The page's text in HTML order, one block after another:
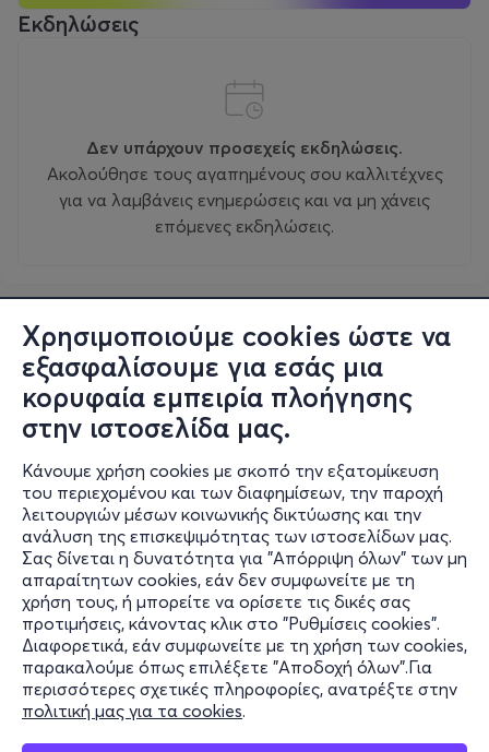
Χρησιμοποιούμε cookies ώστε να
εξασφαλίσουμε για εσάς μια
κορυφαία εμπειρία πλοήγησης
στην ιστοσελίδα μας.
Κάνουμε χρήση cookies με σκοπό την εξατομίκευση
του περιεχομένου και των διαφημίσεων, την παροχή
λειτουργιών μέσων κοινωνικής δικτύωσης και την
ανάλυση της επισκεψιμότητας των ιστοσελίδων μας.
Σας δίνεται η δυνατότητα για "Απόρριψη όλων" των μη
απαραίτητων cookies, εάν δεν συμφωνείτε με τη
χρήση τους, ή μπορείτε να ορίσετε τις δικές σας
προτιμήσεις, κάνοντας κλικ στο "Ρυθμίσεις cookies".
Διαφορετικά, εάν συμφωνείτε με τη χρήση των cookies,
παρακαλούμε όπως επιλέξετε "Αποδοχή όλων".Για
περισσότερες σχετικές πληροφορίες, ανατρέξτε στην
πολιτική μας για τα cookies.
Εκδηλώσεις
Δεν υπάρχουν προσεχείς εκδηλώσεις.
Ακολούθησε τους αγαπημένους σου καλλιτέχνες
για να λαμβάνεις ενημερώσεις και να μη χάνεις
επόμενες εκδηλώσεις.
Πληροφορίες
Υποστήριξη
Stay Connected